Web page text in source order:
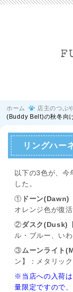
ホーム 店主のつぶ
(Buddy Belt)の秋冬向
リングハー
以下の3色が、今
した。
① ドーン(Dawn)
オレンジ色が復活
②ダスク(Dusk)
ル・ブルー、い
③ムーンライト
ン】：メタリッ
※当店への入荷
量限定ですので